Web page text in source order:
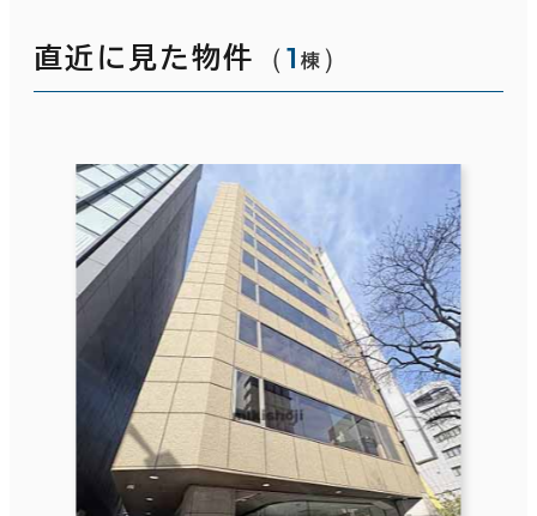
直近に見た物件 （1 棟 ）